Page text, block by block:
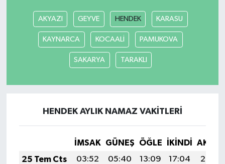
AKYAZI GEYVE HENDEK KARASU
KAYNARCA KOCAALİ PAMUKOVA
SAKARYA TARAKLI
HENDEK AYLIK NAMAZ VAKITLERI
İMSAK GÜNEŞ ÖĞLE İKINDI
25 Tem Cts
03:52 05:40 13:09 17:04
20:27
SEÇİM 2011
ÜÇÜNCÜ SAYFA
SİVİL TOPLUM